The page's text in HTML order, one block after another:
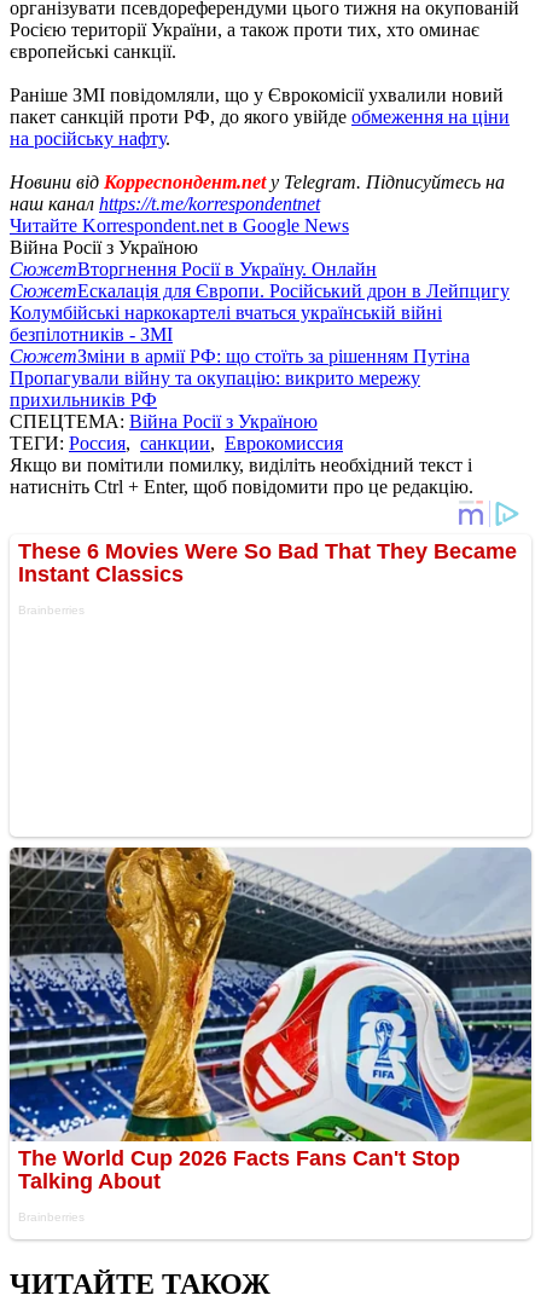
організувати псевдореферендуми цього тижня на окупованій
Росією території України, а також проти тих, хто оминає
європейські санкції.
Раніше ЗМІ повідомляли, що у Єврокомісії ухвалили новий
пакет санкцій проти РФ, до якого увійде обмеження на ціни
на російську нафту.
Новини від Корреспондент.netу Telegram. Підписуйтесь на
наш канал https://t.me/korrespondentnet
Читайте Korrespondent.net в Google News
Війна Росії з Україною
СюжетВторгнення Росії в Україну. Онлайн
СюжетЕскалація для Європи. Російський дрон в Лейпцигу
Колумбійські наркокартелі вчаться українській війні
безпілотників - ЗМІ
СюжетЗміни в армії РФ: що стоїть за рішенням Путіна
Пропагували війну та окупацію: викрито мережу
прихильників РФ
СПЕЦТЕМА: Війна Росії з Україною
ТЕГИ: Россия, санкции, Еврокомиссия
Якщо ви помітили помилку, виділіть необхідний текст і
натисніть Ctrl + Enter, щоб повідомити про це редакцію.
ЧИТАЙТЕ ТАКОЖ